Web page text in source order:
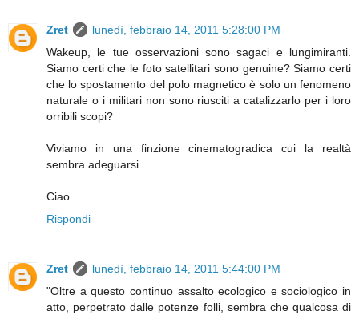
Zret
lunedì, febbraio 14, 2011 5:28:00 PM
Wakeup, le tue osservazioni sono sagaci e lungimiranti.
Siamo certi che le foto satellitari sono genuine? Siamo certi
che lo spostamento del polo magnetico è solo un fenomeno
naturale o i militari non sono riusciti a catalizzarlo per i loro
orribili scopi?
Viviamo in una finzione cinematogradica cui la realtà
sembra adeguarsi.
Ciao
Rispondi
Zret
lunedì, febbraio 14, 2011 5:44:00 PM
"Oltre a questo continuo assalto ecologico e sociologico in
atto, perpetrato dalle potenze folli, sembra che qualcosa di